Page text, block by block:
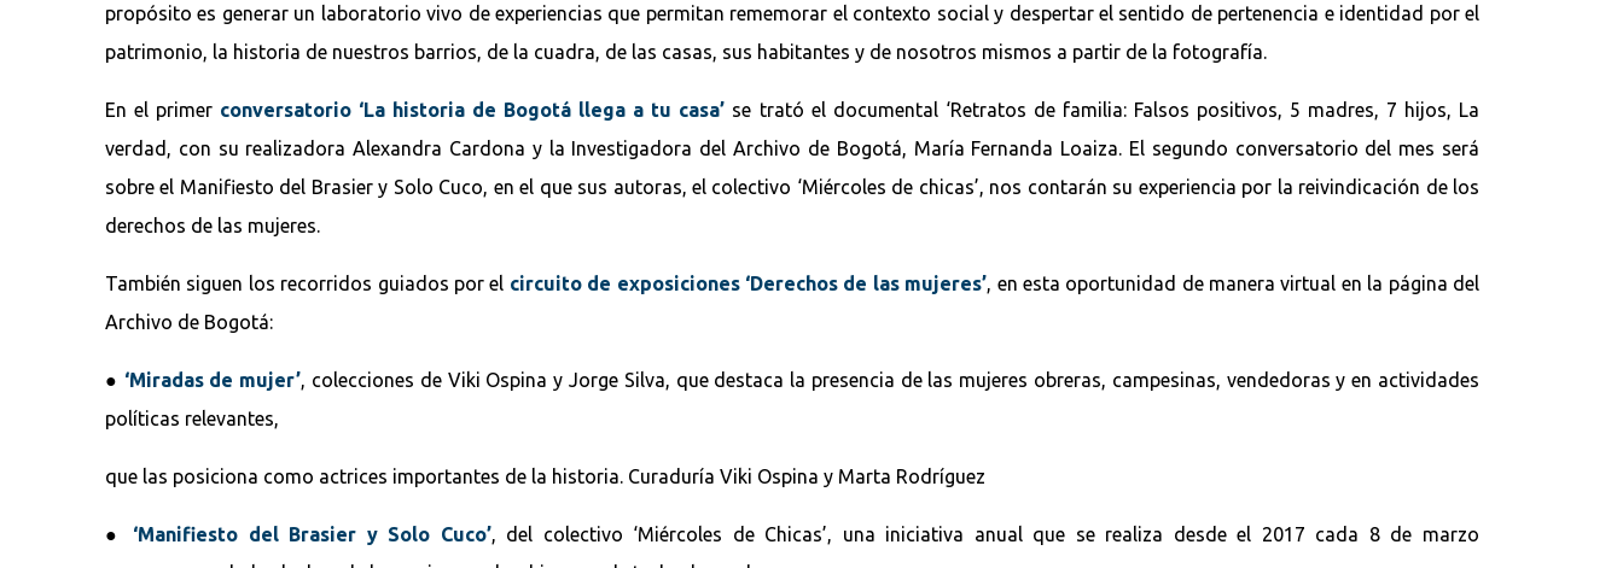
propósito es generar un laboratorio vivo de experiencias que permitan rememorar el contexto social y despertar el sentido de pertenencia e identidad por el
patrimonio, la historia de nuestros barrios, de la cuadra, de las casas, sus habitantes y de nosotros mismos a partir de la fotografía.
En el primer conversatorio ‘La historia de Bogotá llega a tu casa’ se trató el documental ‘Retratos de familia: Falsos positivos, 5 madres, 7 hijos, La
verdad, con su realizadora Alexandra Cardona y la Investigadora del Archivo de Bogotá, María Fernanda Loaiza. El segundo conversatorio del mes será
sobre el Manifiesto del Brasier y Solo Cuco, en el que sus autoras, el colectivo ‘Miércoles de chicas’, nos contarán su experiencia por la reivindicación de los
derechos de las mujeres.
También siguen los recorridos guiados por el circuito de exposiciones ‘Derechos de las mujeres’, en esta oportunidad de manera virtual en la página del
Archivo de Bogotá:
● ‘Miradas de mujer’, colecciones de Viki Ospina y Jorge Silva, que destaca la presencia de las mujeres obreras, campesinas, vendedoras y en actividades
políticas relevantes,
que las posiciona como actrices importantes de la historia. Curaduría Viki Ospina y Marta Rodríguez
● ‘Manifiesto del Brasier y Solo Cuco’, del colectivo ‘Miércoles de Chicas’, una iniciativa anual que se realiza desde el 2017 cada 8 de marzo